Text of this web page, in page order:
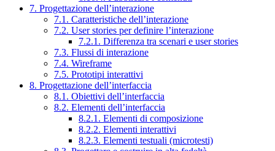
7. Progettazione dell’interazione
7.1. Caratteristiche dell’interazione
7.2. User stories per definire l’interazione
7.2.1. Differenza tra scenari e user stories
7.3. Flussi di interazione
7.4. Wireframe
7.5. Prototipi interattivi
8. Progettazione dell’interfaccia
8.1. Obiettivi dell’interfaccia
8.2. Elementi dell’interfaccia
8.2.1. Elementi di composizione
8.2.2. Elementi interattivi
8.2.3. Elementi testuali (microtesti)